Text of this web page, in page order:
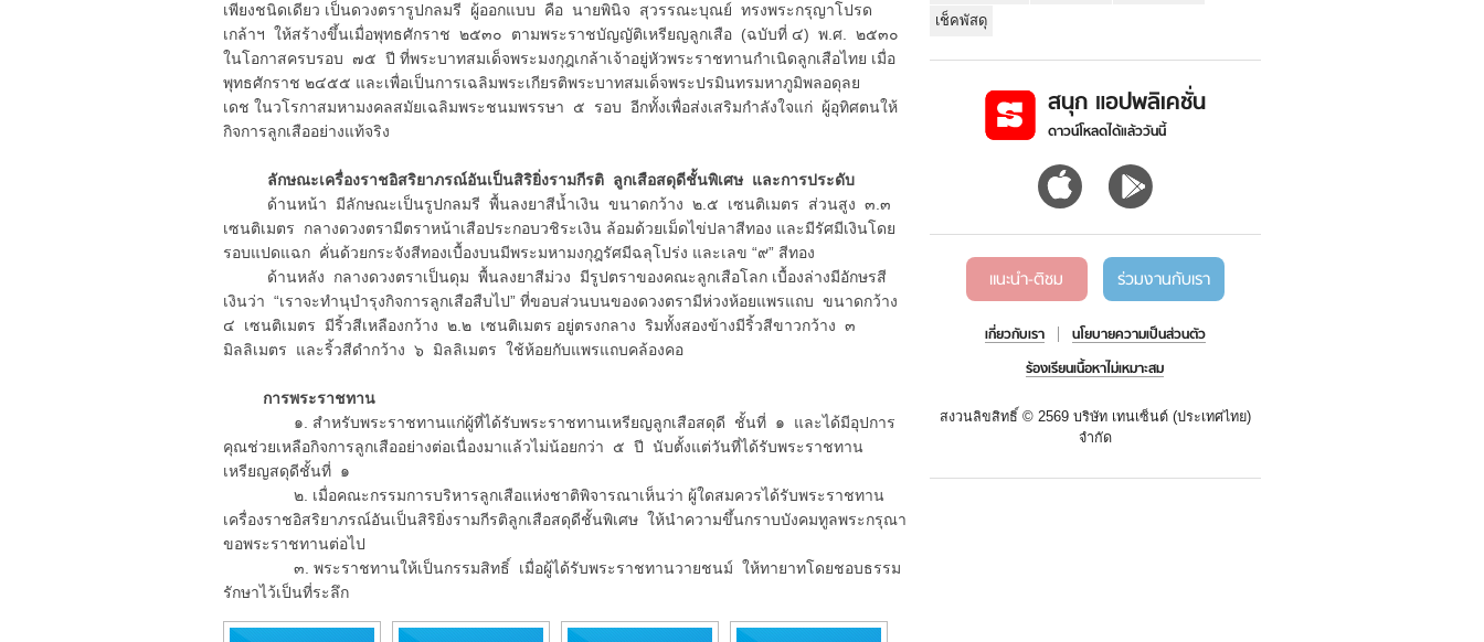
เพียงชนิดเดียว เป็นดวงตรารูปกลมรี ผู้ออกแบบ คือ นายพินิจ สุวรรณะบุณย์ ทรงพระกรุญาโปรด
เกล้าฯ ให้สร้างขึ้นเมื่อพุทธศักราช ๒๕๓๐ ตามพระราชบัญญัติเหรียญลูกเสือ (ฉบับที่ ๔) พ.ศ. ๒๕๓๐
ในโอกาสครบรอบ ๗๕ ปี ที่พระบาทสมเด็จพระมงกุฎเกล้าเจ้าอยู่หัวพระราชทานกำเนิดลูกเสือไทย เมื่อ
พุทธศักราช ๒๔๕๕ และเพื่อเป็นการเฉลิมพระเกียรติพระบาทสมเด็จพระปรมินทรมหาภูมิพลอดุลย
เดช ในวโรกาสมหามงคลสมัยเฉลิมพระชนมพรรษา ๕ รอบ อีกทั้งเพื่อส่งเสริมกำลังใจแก่ ผู้อุทิศตนให้
กิจการลูกเสืออย่างแท้จริง
ลักษณะเครื่องราชอิสริยาภรณ์อันเป็นสิริยิ่งรามกีรติ ลูกเสือสดุดีชั้นพิเศษ และการประดับ
ด้านหน้า มีลักษณะเป็นรูปกลมรี พื้นลงยาสีน้ำเงิน ขนาดกว้าง ๒.๕ เซนติเมตร ส่วนสูง ๓.๓
เซนติเมตร กลางดวงตรามีตราหน้าเสือประกอบวชิระเงิน ล้อมด้วยเม็ดไข่ปลาสีทอง และมีรัศมีเงินโดย
รอบแปดแฉก คั่นด้วยกระจังสีทองเบื้องบนมีพระมหามงกุฎรัศมีฉลุโปร่ง และเลข “๙” สีทอง
ด้านหลัง กลางดวงตราเป็นดุม พื้นลงยาสีม่วง มีรูปตราของคณะลูกเสือโลก เบื้องล่างมีอักษรสี
เงินว่า “เราจะทำนุบำรุงกิจการลูกเสือสืบไป” ที่ขอบส่วนบนของดวงตรามีห่วงห้อยแพรแถบ ขนาดกว้าง
๔ เซนติเมตร มีริ้วสีเหลืองกว้าง ๒.๒ เซนติเมตร อยู่ตรงกลาง ริมทั้งสองข้างมีริ้วสีขาวกว้าง ๓
มิลลิเมตร และริ้วสีดำกว้าง ๖ มิลลิเมตร ใช้ห้อยกับแพรแถบคล้องคอ
การพระราชทาน
๑. สำหรับพระราชทานแก่ผู้ที่ได้รับพระราชทานเหรียญลูกเสือสดุดี ชั้นที่ ๑ และได้มีอุปการ
คุณช่วยเหลือกิจการลูกเสืออย่างต่อเนื่องมาแล้วไม่น้อยกว่า ๕ ปี นับตั้งแต่วันที่ได้รับพระราชทาน
เหรียญสดุดีชั้นที่ ๑
๒. เมื่อคณะกรรมการบริหารลูกเสือแห่งชาติพิจารณาเห็นว่า ผู้ใดสมควรได้รับพระราชทาน
เครื่องราชอิสริยาภรณ์อันเป็นสิริยิ่งรามกีรติลูกเสือสดุดีชั้นพิเศษ ให้นำความขึ้นกราบบังคมทูลพระกรุณา
ขอพระราชทานต่อไป
๓. พระราชทานให้เป็นกรรมสิทธิ์ เมื่อผู้ได้รับพระราชทานวายชนม์ ให้ทายาทโดยชอบธรรม
รักษาไว้เป็นที่ระลึก
เช็คพัสดุ
สนุก แอปพลิเคชั่น
ดาวน์โหลดได้แล้ววันนี้
แนะนำ-ติชม ร่วมงานกับเรา
เกี่ยวกับเรา
นโยบายความเป็นส่วนตัว
ร้องเรียนเนื้อหาไม่เหมาะสม
สงวนลิขสิทธิ์ © 2569 บริษัท เทนเซ็นต์ (ประเทศไทย)
จำกัด